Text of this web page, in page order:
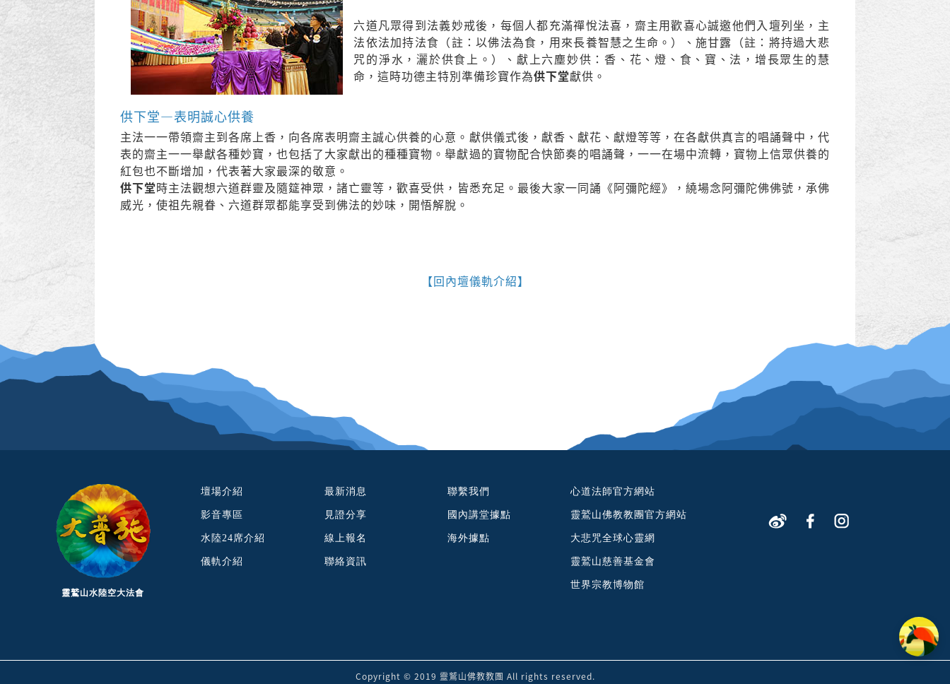
六道凡眾得到法義妙戒後，每個人都充滿禪悅法喜，齋主用歡喜心誠邀他們入壇列坐，主
法依法加持法食（註：以佛法為食，用來長養智慧之生命。）、施甘露（註：將持過大悲
咒的淨水，灑於供食上。）、獻上六塵妙供：香、花、燈、食、寶、法，增長眾生的慧
命，這時功德主特別準備珍寶作為供下堂獻供。
供下堂—表明誠心供養
主法一一帶領齋主到各席上香，向各席表明齋主誠心供養的心意。獻供儀式後，獻香、獻花、獻燈等等，在各獻供真言的唱誦聲中，代
表的齋主一一舉獻各種妙寶，也包括了大家獻出的種種寶物。舉獻過的寶物配合快節奏的唱誦聲，一一在場中流轉，寶物上信眾供養的
紅包也不斷增加，代表著大家最深的敬意。
供下堂時主法觀想六道群靈及隨筵神眾，諸亡靈等，歡喜受供，皆悉充足。最後大家一同誦《阿彌陀經》，繞場念阿彌陀佛佛號，承佛
威光，使祖先親眷、六道群眾都能享受到佛法的妙味，開悟解脫。
【回內壇儀軌介紹】
靈鷲山水陸空大法會
壇場介紹
影音專區
水陸24席介紹
儀軌介紹
最新消息
見證分享
線上報名
聯絡資訊
聯繫我們
國內講堂據點
海外據點
心道法師官方網站
靈鷲山佛教教團官方網站
大悲咒全球心靈網
靈鷲山慈善基金會
世界宗教博物館
Copyright © 2019 靈鷲山佛教教團 All rights reserved.